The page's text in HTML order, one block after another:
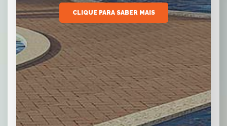
CLIQUE PARA SABER MAIS